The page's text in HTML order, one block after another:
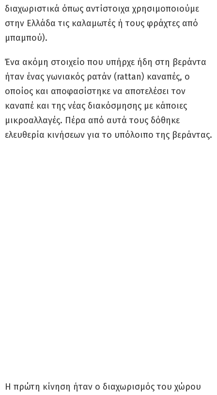
διαχωριστικά όπως αντίστοιχα χρησιμοποιούμε
στην Ελλάδα τις καλαμωτές ή τους φράχτες από
μπαμπού).
Ένα ακόμη στοιχείο που υπήρχε ήδη στη βεράντα
ήταν ένας γωνιακός ρατάν (rattan) καναπές, ο
οποίος και αποφασίστηκε να αποτελέσει τον
καναπέ και της νέας διακόσμησης με κάποιες
μικροαλλαγές. Πέρα από αυτά τους δόθηκε
ελευθερία κινήσεων για το υπόλοιπο της βεράντας.
Η πρώτη κίνηση ήταν ο διαχωρισμός του χώρου